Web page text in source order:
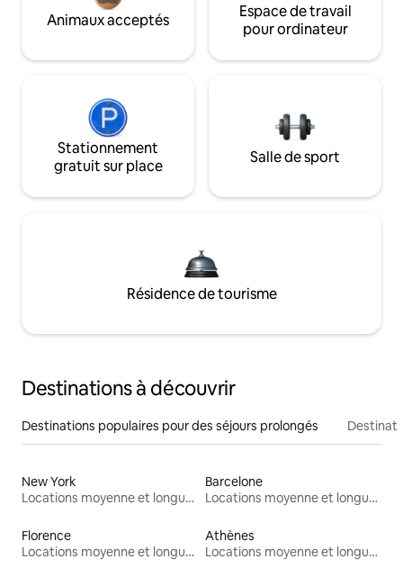
Animaux acceptés
Espace de travail
pour ordinateur
Stationnement
gratuit sur place
Salle de sport
Résidence de tourisme
Destinations à découvrir
Destinations populaires pour des séjours prolongés
New York
Locations moyenne et longue durée
Barcelone
Locations moyenne et longue durée
Florence
Locations moyenne et longue durée
Athènes
Locations moyenne et longue durée